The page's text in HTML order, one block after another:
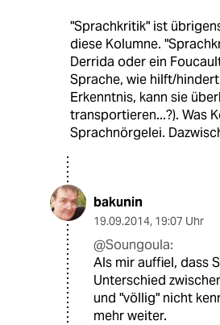
"Sprachkritik" ist
diese Kolumne.
Derrida oder ein
Sprache, wie hilft/
Erkenntnis, kann sie
transportieren...?). Was
Sprachnörgelei.
bakunin
19.09.2014, 19:07 Uhr
@Soungoula:
Als mir auffiel, dass
Unterschied
und "völlig" nicht
mehr weiter.